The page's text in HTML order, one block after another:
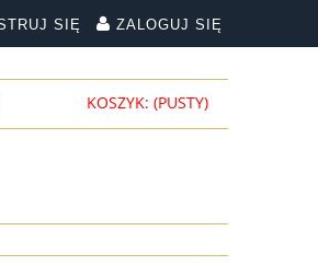
SIĘ ZALOGUJ SIĘ
KOSZYK: (PUSTY)